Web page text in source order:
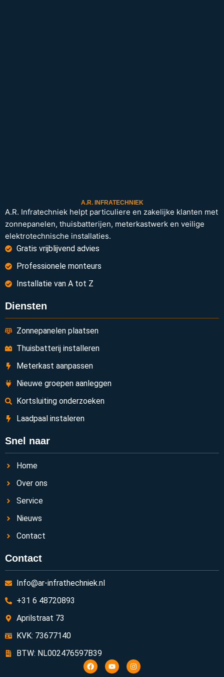
A.R. INFRATECHNIEK
A.R. Infratechniek helpt particuliere en zakelijke klanten met
zonnepanelen, thuisbatterijen, meterkastwerk en veilige
elektrotechnische installaties.
Gratis vrijblijvend advies
Professionele monteurs
Installatie van A tot Z
Diensten
Zonnepanelen plaatsen
Thuisbatterij installeren
Meterkast aanpassen
Nieuwe groepen aanleggen
Kortsluiting onderzoeken
Laadpaal instaleren
Snel naar
Home
Over ons
Service
Nieuws
Contact
Contact
Info@ar-infrathechniek.nl
+31 6 48720893
Aprilstraat 73
KVK: 73677140
BTW: NL002476597B39